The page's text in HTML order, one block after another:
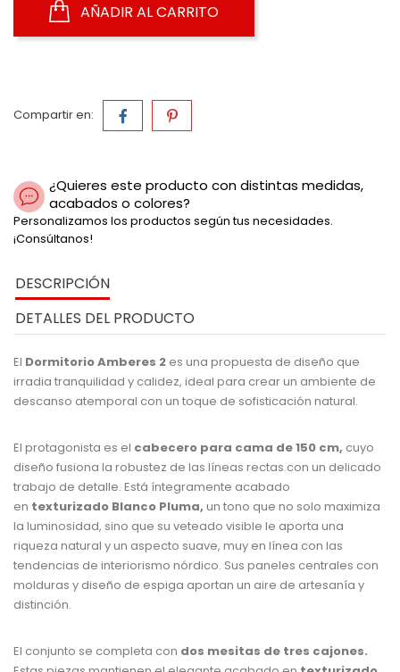
AÑADIR AL CARRITO
Compartir en:
¿Quieres este producto con distintas medidas,
acabados o colores?
Personalizamos los productos según tus necesidades.
¡Consúltanos!
DESCRIPCIÓN
DETALLES DEL PRODUCTO
El Dormitorio Amberes 2 es una propuesta de diseño que
irradia tranquilidad y calidez, ideal para crear un ambiente de
descanso atemporal con un toque de sofisticación natural.
El protagonista es el cabecero para cama de 150 cm, cuyo
diseño fusiona la robustez de las líneas rectas con un delicado
trabajo de detalle. Está íntegramente acabado
en texturizado Blanco Pluma, un tono que no solo maximiza
la luminosidad, sino que su veteado visible le aporta una
riqueza natural y un aspecto suave, muy en línea con las
tendencias de interiorismo nórdico. Sus paneles centrales con
molduras y diseño de espiga aportan un aire de artesanía y
distinción.
El conjunto se completa con dos mesitas de tres cajones.